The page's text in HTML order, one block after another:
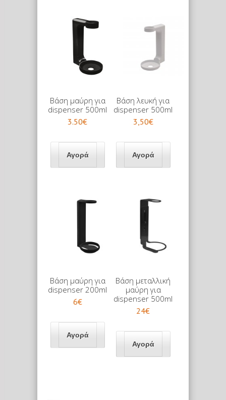
Βάση μαύρη για
dispenser 500ml
3.50€
Βάση λευκή για
dispenser 500ml
3,50€
Βάση μαύρη για
dispenser 200ml
6€
Βάση μεταλλική
μαύρη για
dispenser 500ml
24€